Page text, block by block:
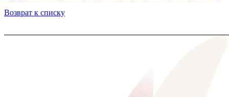
Возврат к списку